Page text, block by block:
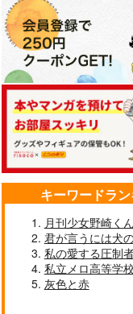
キーワードラ
月刊少女野崎くん
君が言うには犬
私の愛する圧制
私立メロ高等学校
灰色と赤